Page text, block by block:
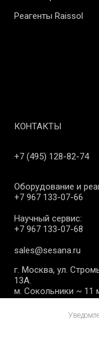
Реагенты Raissol
КОНТАКТЫ
+7 (495) 128-82-74
Оборудование и
+7 967 133-07-66
Научный сервис:
+7 967 133-07-68
sales@sesana.ru
г. Москва, ул.
13А.
м. Сокольники ~ 11